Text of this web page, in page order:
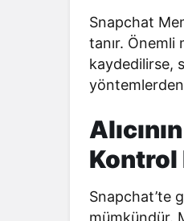
Snapchat
tanır.
kaydedilirse,
Kontrol
Snapchat’te
mümkündür.